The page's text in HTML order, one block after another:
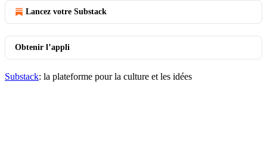
Lancez votre Substack
Obtenir l’appli
Substack: la plateforme pour la culture et les idées